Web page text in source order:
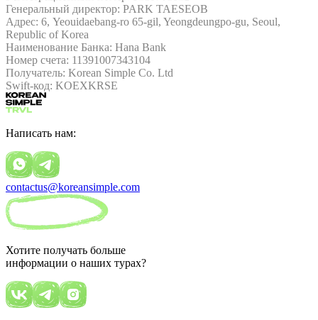
Генеральный директор: PARK TAESEOB
Адрес: 6, Yeouidaebang-ro 65-gil, Yeongdeungpo-gu, Seoul,
Republic of Korea
Наименование Банка: Hana Bank
Номер счета: 11391007343104
Получатель: Korean Simple Co. Ltd
Swift-код: KOEXKRSE
Написать нам:
contactus@koreansimple.com
Хотите получать больше
информации о наших турах?